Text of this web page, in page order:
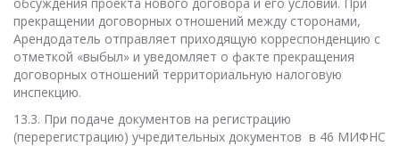
прекращении договорных отношений между сторонами,
Арендодатель отправляет приходящую корреспонденцию с
отметкой «выбыл» и уведомляет о факте прекращения
договорных отношений территориальную налоговую
инспекцию.
13.3. При подаче документов на регистрацию
(перерегистрацию) учредительных документов в 46 МИФНС